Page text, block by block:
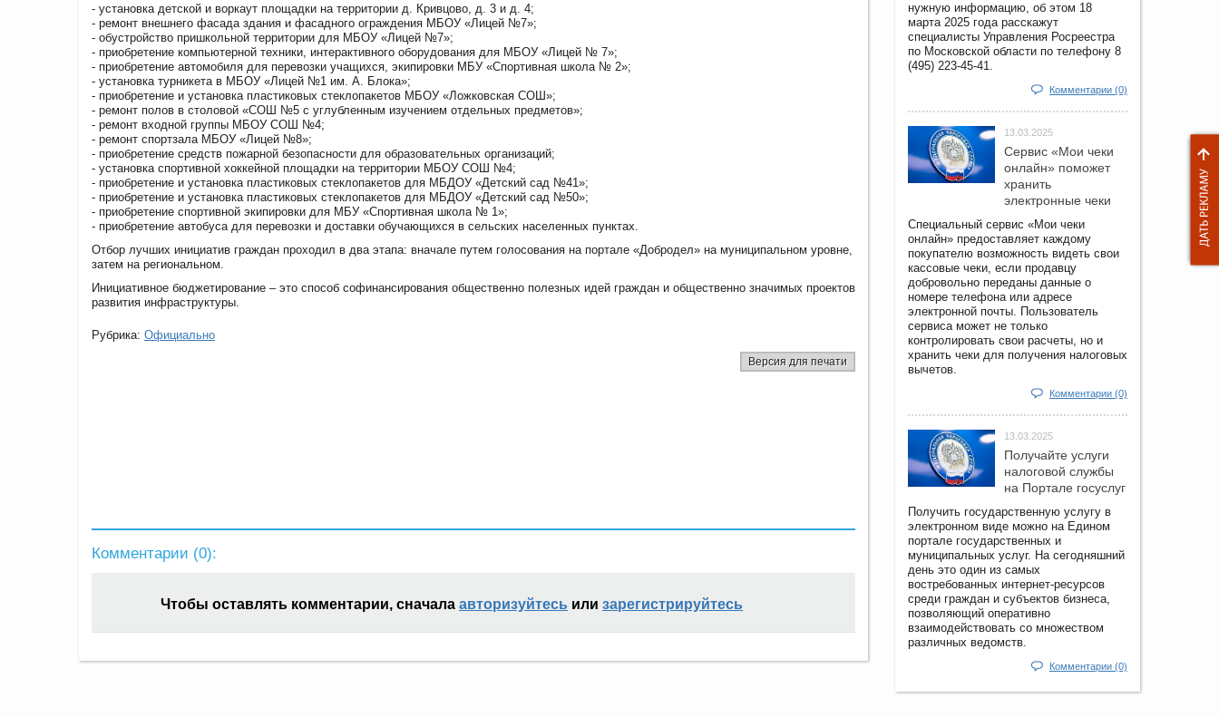
- установка детской и воркаут площадки на территории д. Кривцово, д. 3 и д. 4;
- ремонт внешнего фасада здания и фасадного ограждения МБОУ «Лицей №7»;
- обустройство пришкольной территории для МБОУ «Лицей №7»;
- приобретение компьютерной техники, интерактивного оборудования для МБОУ «Лицей № 7»;
- приобретение автомобиля для перевозки учащихся, экипировки МБУ «Спортивная школа № 2»;
- установка турникета в МБОУ «Лицей №1 им. А. Блока»;
- приобретение и установка пластиковых стеклопакетов МБОУ «Ложковская СОШ»;
- ремонт полов в столовой «СОШ №5 с углубленным изучением отдельных предметов»;
- ремонт входной группы МБОУ СОШ №4;
- ремонт спортзала МБОУ «Лицей №8»;
- приобретение средств пожарной безопасности для образовательных организаций;
- установка спортивной хоккейной площадки на территории МБОУ СОШ №4;
- приобретение и установка пластиковых стеклопакетов для МБДОУ «Детский сад №41»;
- приобретение и установка пластиковых стеклопакетов для МБДОУ «Детский сад №50»;
- приобретение спортивной экипировки для МБУ «Спортивная школа № 1»;
- приобретение автобуса для перевозки и доставки обучающихся в сельских населенных пунктах.
Отбор лучших инициатив граждан проходил в два этапа: вначале путем голосования на портале «Добродел» на муниципальном уровне,
затем на региональном.
Инициативное бюджетирование – это способ софинансирования общественно полезных идей граждан и общественно значимых проектов
развития инфраструктуры.
Рубрика: Официально
Версия для печати
Комментарии (0):
Чтобы оставлять комментарии, сначала авторизуйтесь или зарегистрируйтесь
нужную информацию, об этом 18
марта 2025 года расскажут
специалисты Управления Росреестра
по Московской области по телефону 8
(495) 223-45-41.
Комментарии (0)
13.03.2025
Сервис «Мои чеки
онлайн» поможет
хранить
электронные чеки
Специальный сервис «Мои чеки
онлайн» предоставляет каждому
покупателю возможность видеть свои
кассовые чеки, если продавцу
добровольно переданы данные о
номере телефона или адресе
электронной почты. Пользователь
сервиса может не только
контролировать свои расчеты, но и
хранить чеки для получения налоговых
вычетов.
Комментарии (0)
13.03.2025
Получайте услуги
налоговой службы
на Портале госyслуг
Получить государственную услугу в
электронном виде можно на Едином
портале государственных и
муниципальных услуг. На сегодняшний
день это один из самых
востребованных интернет-ресурсов
среди граждан и субъектов бизнеса,
позволяющий оперативно
взаимодействовать со множеством
различных ведомств.
Комментарии (0)